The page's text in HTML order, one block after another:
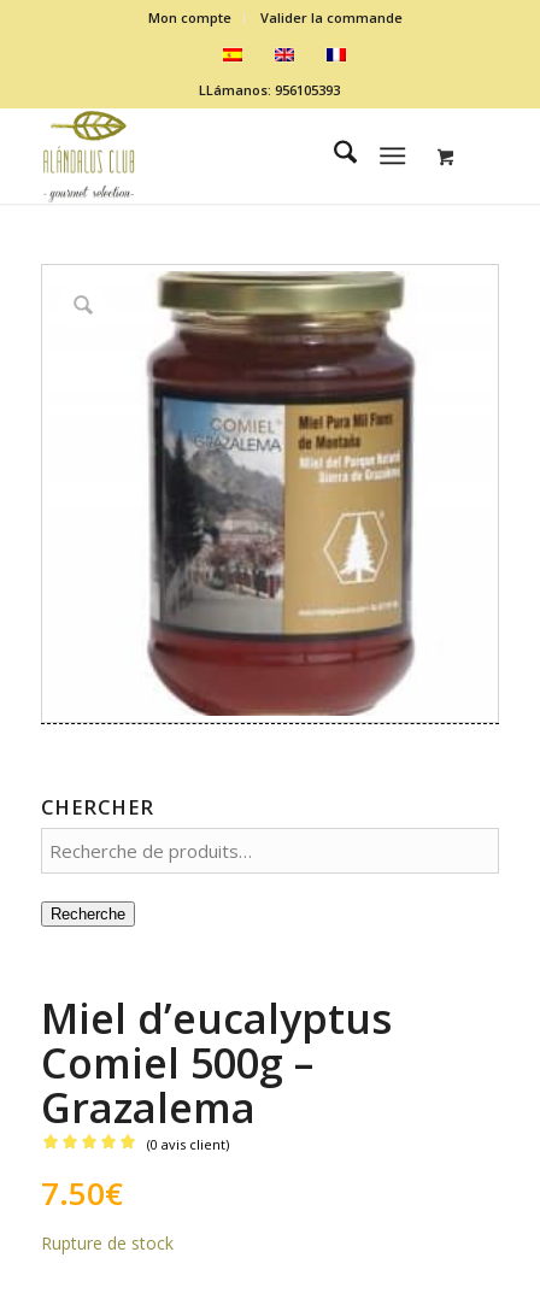
Mon compte Valider la commande
LLámanos: 956105393
CHERCHER
Recherche
Miel d’eucalyptus
Comiel 500g –
Grazalema
sur 5 basé
1
notation
(0 avis client)
7.50€
Rupture de stock